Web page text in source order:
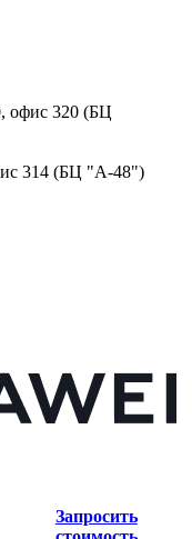
офис 320 (БЦ
314 (БЦ "А-48")
Запросить